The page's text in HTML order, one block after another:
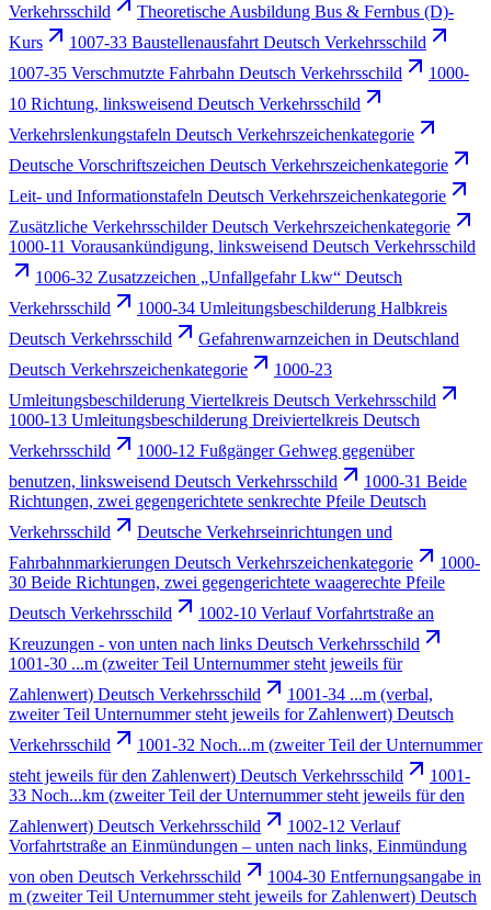
Verkehrsschild
Theoretische Ausbildung Bus & Fernbus (D)-
Kurs
1007-33 Baustellenausfahrt Deutsch Verkehrsschild
1007-35 Verschmutzte Fahrbahn Deutsch Verkehrsschild
1000-
10 Richtung, linksweisend Deutsch Verkehrsschild
Verkehrslenkungstafeln Deutsch Verkehrszeichenkategorie
Deutsche Vorschriftszeichen Deutsch Verkehrszeichenkategorie
Leit- und Informationstafeln Deutsch Verkehrszeichenkategorie
Zusätzliche Verkehrsschilder Deutsch Verkehrszeichenkategorie
1000-11 Vorausankündigung, linksweisend Deutsch Verkehrsschild
1006-32 Zusatzzeichen „Unfallgefahr Lkw“ Deutsch
Verkehrsschild
1000-34 Umleitungsbeschilderung Halbkreis
Deutsch Verkehrsschild
Gefahrenwarnzeichen in Deutschland
Deutsch Verkehrszeichenkategorie
1000-23
Umleitungsbeschilderung Viertelkreis Deutsch Verkehrsschild
1000-13 Umleitungsbeschilderung Dreiviertelkreis Deutsch
Verkehrsschild
1000-12 Fußgänger Gehweg gegenüber
benutzen, linksweisend Deutsch Verkehrsschild
1000-31 Beide
Richtungen, zwei gegengerichtete senkrechte Pfeile Deutsch
Verkehrsschild
Deutsche Verkehrseinrichtungen und
Fahrbahnmarkierungen Deutsch Verkehrszeichenkategorie
1000-
30 Beide Richtungen, zwei gegengerichtete waagerechte Pfeile
Deutsch Verkehrsschild
1002-10 Verlauf Vorfahrtstraße an
Kreuzungen - von unten nach links Deutsch Verkehrsschild
1001-30 ...m (zweiter Teil Unternummer steht jeweils für
Zahlenwert) Deutsch Verkehrsschild
1001-34 ...m (verbal,
zweiter Teil Unternummer steht jeweils for Zahlenwert) Deutsch
Verkehrsschild
1001-32 Noch...m (zweiter Teil der Unternummer
steht jeweils für den Zahlenwert) Deutsch Verkehrsschild
1001-
33 Noch...km (zweiter Teil der Unternummer steht jeweils für den
Zahlenwert) Deutsch Verkehrsschild
1002-12 Verlauf
Vorfahrtstraße an Einmündungen – unten nach links, Einmündung
von oben Deutsch Verkehrsschild
1004-30 Entfernungsangabe in
m (zweiter Teil Unternummer steht jeweils for Zahlenwert) Deutsch